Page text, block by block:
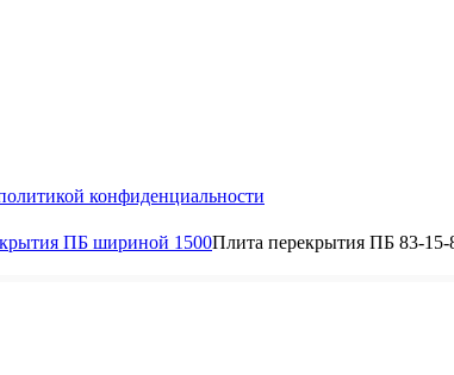
конфиденциальности
ПБ шириной 1500Плита перекрытия ПБ 83-15-